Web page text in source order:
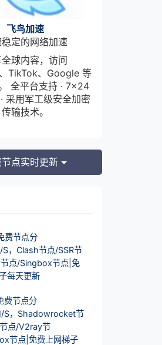
飞鸟加速
定的网络加速
球内容，访问
TikTok、Google 等
全平台支持 · 7×24
采用军工级安全加密
传输技术。
节点实时更新
费节点分
，Clash节点/SSR节
点/Singbox节点|免
每天更新
费节点分
S，Shadowrocket节
点/V2ray节
节点|免费上网梯子